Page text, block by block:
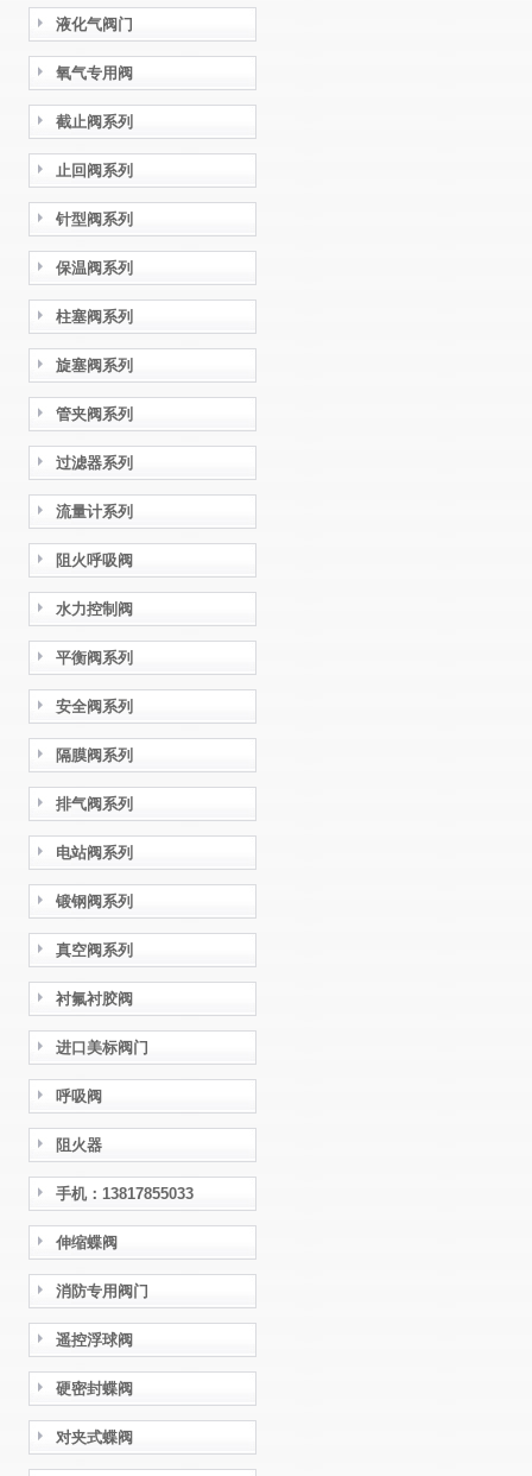
液化气阀门
氧气专用阀
截止阀系列
止回阀系列
针型阀系列
保温阀系列
柱塞阀系列
旋塞阀系列
管夹阀系列
过滤器系列
流量计系列
阻火呼吸阀
水力控制阀
平衡阀系列
安全阀系列
隔膜阀系列
排气阀系列
电站阀系列
锻钢阀系列
真空阀系列
衬氟衬胶阀
进口美标阀门
呼吸阀
阻火器
手机：13817855033
伸缩蝶阀
消防专用阀门
遥控浮球阀
硬密封蝶阀
对夹式蝶阀